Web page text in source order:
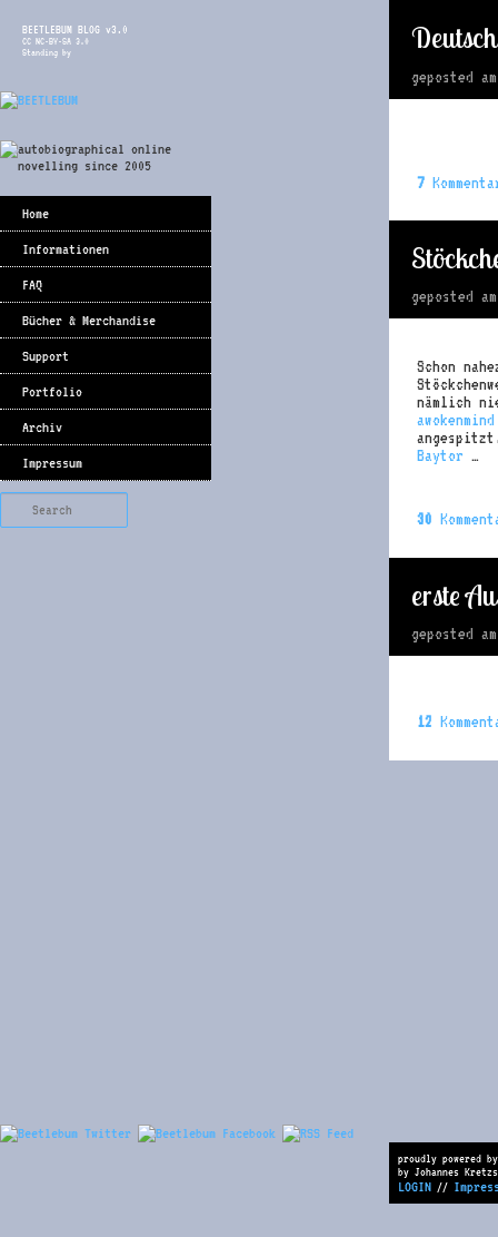
BEETLEBUM BLOG v3.0
CC NC-BY-SA 3.0
Standing by
Home
Informationen
FAQ
Bücher & Merchandise
Support
Portfolio
Archiv
Impressum
geposted
7
geposted
Schon
nämlich
awokenmind
Baytor …
30
erste
geposted
12
proudly powered
by Johannes
LOGIN //